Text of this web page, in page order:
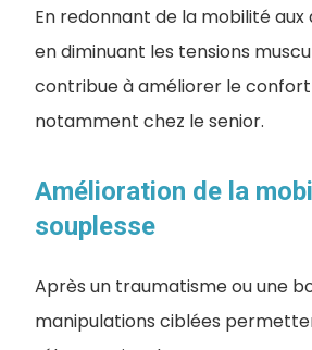
En redonnant de la mobilité
en diminuant les tensions
contribue à améliorer le confort
notamment chez le senior.
Amélioration de la
souplesse
Après un traumatisme ou une
manipulations ciblées